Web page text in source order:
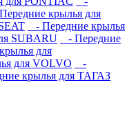
крылья для
- Передние крылья
SUBARU
- Передние
для
для VOLVO
-
крылья для ТАГАЗ